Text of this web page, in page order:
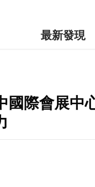
最新發現
國際會展中